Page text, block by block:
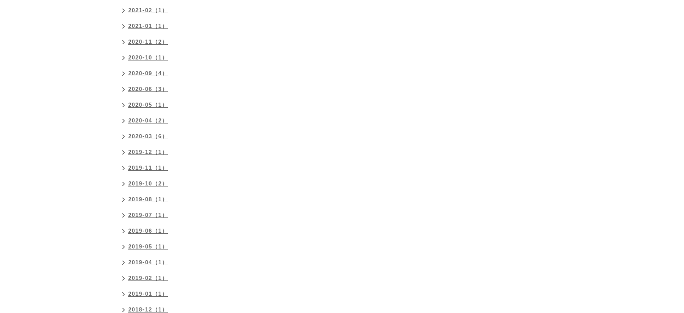
2021-02（1）
2021-01（1）
2020-11（2）
2020-10（1）
2020-09（4）
2020-06（3）
2020-05（1）
2020-04（2）
2020-03（6）
2019-12（1）
2019-11（1）
2019-10（2）
2019-08（1）
2019-07（1）
2019-06（1）
2019-05（1）
2019-04（1）
2019-02（1）
2019-01（1）
2018-12（1）